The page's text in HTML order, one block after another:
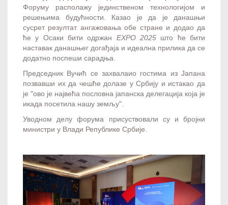
Форуму располажу јединственом технологијом и
решењима будућности. Казао је да је данашњи
сусрет резултат ангажовања обе стране и додао да
ће у Осаки бити одржан ЕXPO 2025 што ће бити
наставак данашњег догађаја и идеална прилика да се
додатно поспеши сарадња.
Председник Вучић се захвалаио гостима из Јапана
позвавши их да чешће долазе у Србију и истакао да
је "ово је највећа пословна јапанска делегација која је
икада посетила нашу земљу".
Уводном делу форума присуствовали су и бројни
министри у Влади Републике Србије.